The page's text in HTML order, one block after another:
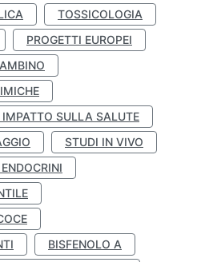
TOSSICOLOGIA
PROGETTI EUROPEI
SULLA SALUTE
STUDI IN VIVO
BISFENOLO A